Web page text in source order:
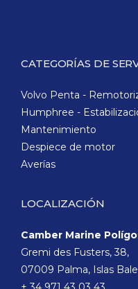
CATEGORÍAS DE
Volvo Penta -
Humphree -
Mantenimiento
Despiece de motor
Averías
LOCALIZACIÓN
Camber Marine
Gremi des Fusters, 38,
07009 Palma, Islas